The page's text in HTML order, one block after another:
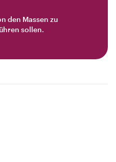
den Massen zu
sollen.